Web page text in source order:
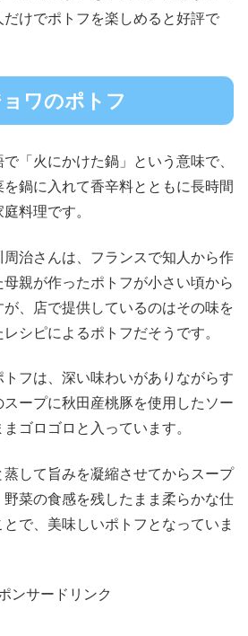
けでポトフを楽しめると好評で
ワのポトフ
「火にかけた鍋」という意味で、
鍋に入れて香辛料とともに長時間
料理です。
治さんは、フランスで知人から作
親が作ったポトフが小さい頃から
、店で提供しているのはその味を
シピによるポトフだそうです。
フは、深い味わいがありながらす
ープに秋田産桃豚を使用したソー
ゴロゴロと入っています。
して旨みを凝縮させてからスープ
菜の食感を残したまま柔らかな仕
とで、美味しいポトフとなっていま
ンサードリンク